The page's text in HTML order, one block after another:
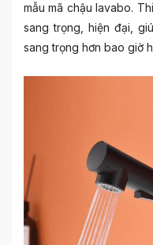
mẫu mã chậu lavabo.
sang trọng, hiện đại,
sang trọng hơn bao giờ